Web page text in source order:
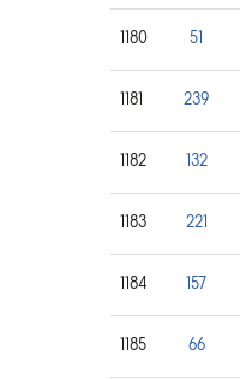
1180 51
1181 239
1182 132
1183 221
1184 157
1185 66